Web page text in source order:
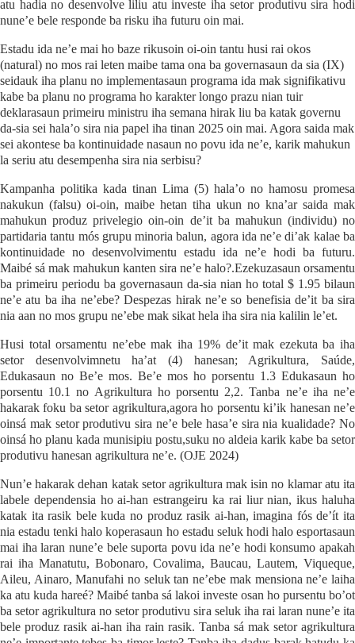
atu hadia no desenvolve liliu atu investe iha setor produtivu sira hodi
nune’e bele responde ba risku iha futuru oin mai.
Estadu ida ne’e mai ho baze rikusoin oi-oin tantu husi rai okos
(natural) no mos rai leten maibe tama ona ba governasaun da sia (IX)
seidauk iha planu no implementasaun programa ida mak signifikativu
kabe ba planu no programa ho karakter longo prazu nian tuir
deklarasaun primeiru ministru iha semana hirak liu ba katak governu
da-sia sei hala’o sira nia papel iha tinan 2025 oin mai. Agora saida mak
sei akontese ba kontinuidade nasaun no povu ida ne’e, karik mahukun
la seriu atu desempenha sira nia serbisu?
Kampanha politika kada tinan Lima (5) hala’o no hamosu promesa
nakukun (falsu) oi-oin, maibe hetan tiha ukun no kna’ar saida mak
mahukun produz privelegio oin-oin de’it ba mahukun (individu) no
partidaria tantu mós grupu minoria balun, agora ida ne’e di’ak kalae ba
kontinuidade no desenvolvimentu estadu ida ne’e hodi ba futuru.
Maibé sá mak mahukun kanten sira ne’e halo?.Ezekuzasaun orsamentu
ba primeiru periodu ba governasaun da-sia nian ho total $ 1.95 bilaun
ne’e atu ba iha ne’ebe? Despezas hirak ne’e so benefisia de’it ba sira
nia aan no mos grupu ne’ebe mak sikat hela iha sira nia kalilin le’et.
Husi total orsamentu ne’ebe mak iha 19% de’it mak ezekuta ba iha
setor desenvolvimnetu ha’at (4) hanesan; Agrikultura, Saúde,
Edukasaun no Be’e mos. Be’e mos ho porsentu 1.3 Edukasaun ho
porsentu 10.1 no Agrikultura ho porsentu 2,2. Tanba ne’e iha ne’e
hakarak foku ba setor agrikultura,agora ho porsentu ki’ik hanesan ne’e
oinsá mak setor produtivu sira ne’e bele hasa’e sira nia kualidade? No
oinsá ho planu kada munisipiu postu,suku no aldeia karik kabe ba setor
produtivu hanesan agrikultura ne’e. (OJE 2024)
Nun’e hakarak dehan katak setor agrikultura mak isin no klamar atu ita
labele dependensia ho ai-han estrangeiru ka rai liur nian, ikus haluha
katak ita rasik bele kuda no produz rasik ai-han, imagina fós de’ít ita
nia estadu tenki halo koperasaun ho estadu seluk hodi halo esportasaun
mai iha laran nune’e bele suporta povu ida ne’e hodi konsumo apakah
rai iha Manatutu, Bobonaro, Covalima, Baucau, Lautem, Viqueque,
Aileu, Ainaro, Manufahi no seluk tan ne’ebe mak mensiona ne’e laiha
ka atu kuda hareé? Maibé tanba sá lakoi investe osan ho pursentu bo’ot
ba setor agrikultura no setor produtivu sira seluk iha rai laran nune’e ita
bele produz rasik ai-han iha rain rasik. Tanba sá mak setor agrikultura